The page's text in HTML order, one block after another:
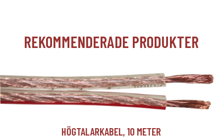
REKOMMENDERADE PRODUKTER
HÖGTALARKABEL, 10 METER